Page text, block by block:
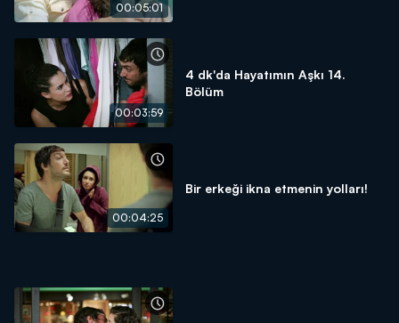
00:05:01
00:03:59
4 dk'da Hayatımın Aşkı 14.
Bölüm
00:04:25
Bir erkeği ikna etmenin yolları!